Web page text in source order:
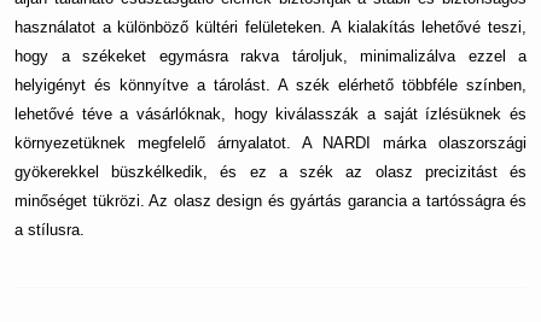
használatot a különböző kültéri felületeken. A kialakítás lehetővé teszi,
hogy a székeket egymásra rakva tároljuk, minimalizálva ezzel a
helyigényt és könnyítve a tárolást. A szék elérhető többféle színben,
lehetővé téve a vásárlóknak, hogy kiválasszák a saját ízlésüknek és
környezetüknek megfelelő árnyalatot. A NARDI márka olaszországi
gyökerekkel büszkélkedik, és ez a szék az olasz precizitást és
minőséget tükrözi. Az olasz design és gyártás garancia a tartósságra és
a stílusra.